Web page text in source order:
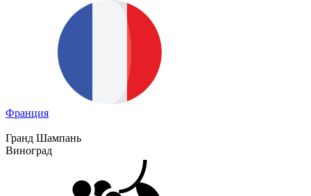
Франция
Гранд Шампань
Виноград